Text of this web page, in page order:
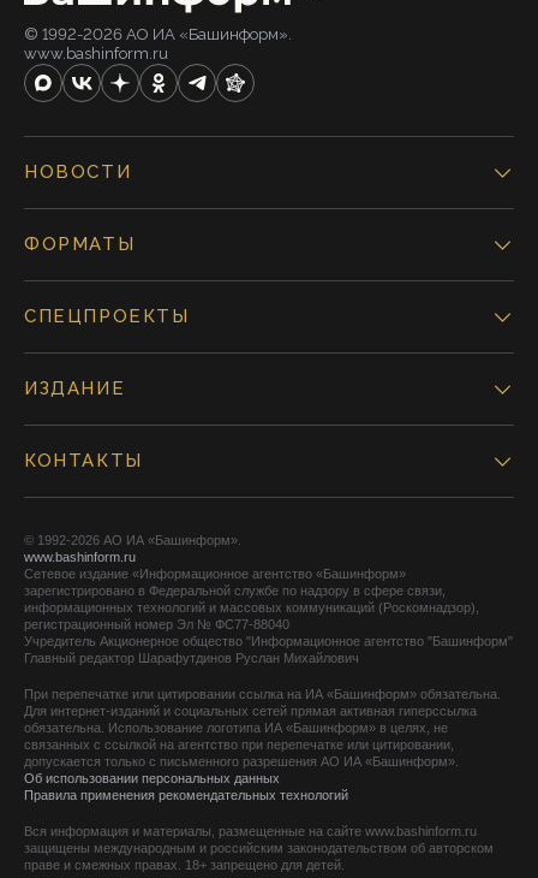
© 1992-2026 АО ИА «Башинформ».
www.bashinform.ru
НОВОСТИ
ФОРМАТЫ
СПЕЦПРОЕКТЫ
ИЗДАНИЕ
КОНТАКТЫ
© 1992-2026 АО ИА «Башинформ».
www.bashinform.ru
Сетевое издание «Информационное агентство «Башинформ»
зарегистрировано в Федеральной службе по надзору в сфере связи,
информационных технологий и массовых коммуникаций (Роскомнадзор),
регистрационный номер Эл № ФС77-88040
Учредитель Акционерное общество "Информационное агентство "Башинформ"
Главный редактор Шарафутдинов Руслан Михайлович
При перепечатке или цитировании ссылка на ИА «Башинформ» обязательна.
Для интернет-изданий и социальных сетей прямая активная гиперссылка
обязательна. Использование логотипа ИА «Башинформ» в целях, не
связанных с ссылкой на агентство при перепечатке или цитировании,
допускается только с письменного разрешения АО ИА «Башинформ».
Об использовании персональных данных
Правила применения рекомендательных технологий
Вся информация и материалы, размещенные на сайте www.bashinform.ru
защищены международным и российским законодательством об авторском
праве и смежных правах. 18+ запрещено для детей.